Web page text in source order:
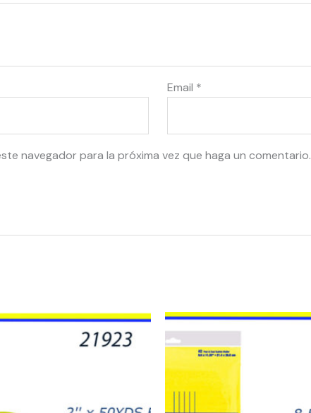
Email *
navegador para la próxima vez que haga un comentario.
22307
-
SOBRES
BURBUJA
8.5